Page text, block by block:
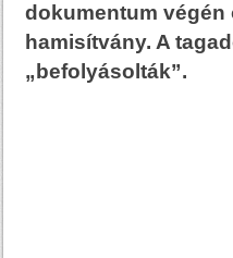
dokumentum végén
hamisítvány. A
„befolyásolták”.